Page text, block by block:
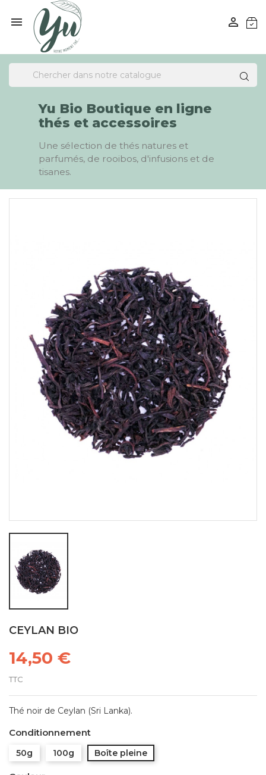
 
Yu Bio Boutique en ligne
thés et accessoires
Une sélection de thés natures et
parfumés, de rooibos, d'infusions et de
tisanes.
CEYLAN BIO
14,50 €
TTC
Thé noir de Ceylan (Sri Lanka).
Conditionnement
50g 100g Boîte pleine